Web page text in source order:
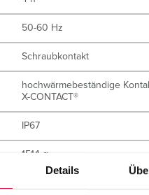
Details
50-60 Hz
Schraubkontakt
hochwärmebeständige
X-CONTACT®
IP67
1514 g